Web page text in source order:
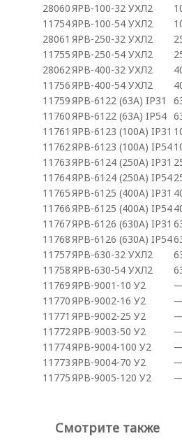
28060ЯРВ-100-32 УХЛ2
11754ЯРВ-100-54 УХЛ2
28061 ЯРВ-250-32 УХЛ2
11755ЯРВ-250-54 УХЛ2
28062ЯРВ-400-32 УХЛ2
11756ЯРВ-400-54 УХЛ2
11759ЯРВ-6122 (63А) IP31
11760ЯРВ-6122 (63А) IP54
11761 ЯРВ-6123 (100А) IP31
11762ЯРВ-6123 (100А) IP54
11763ЯРВ-6124 (250А) IP31
11764ЯРВ-6124 (250А) IP54
11765ЯРВ-6125 (400А) IP31
11766ЯРВ-6125 (400А) IP54
11767ЯРВ-6126 (630А) IP31
11768ЯРВ-6126 (630А) IP54
11757ЯРВ-630-32 УХЛ2
11758ЯРВ-630-54 УХЛ2
11769ЯРВ-9001-10 У2
11770ЯРВ-9002-16 У2
11771 ЯРВ-9002-25 У2
11772ЯРВ-9003-50 У2
11774ЯРВ-9004-100 У2
11773ЯРВ-9004-70 У2
11775ЯРВ-9005-120 У2
Смотрите также